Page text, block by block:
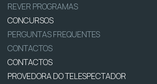
REVER PROGRAMAS
CONCURSOS
PERGUNTAS FREQUENTES
CONTACTOS
CONTACTOS
PROVEDORA DO TELESPECTADOR